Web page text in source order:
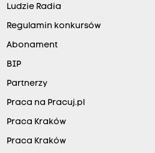
Ludzie Radia
Regulamin konkursów
Abonament
BIP
Partnerzy
Praca na Pracuj.pl
Praca Kraków
Praca Kraków